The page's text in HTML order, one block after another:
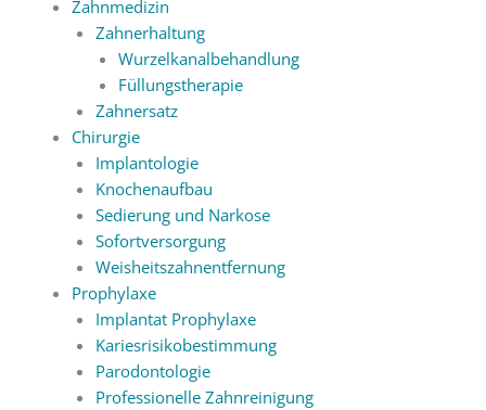
Zahnmedizin
Zahnerhaltung
Wurzelkanalbehandlung
Füllungstherapie
Zahnersatz
Chirurgie
Implantologie
Knochenaufbau
Sedierung und Narkose
Sofortversorgung
Weisheitszahnentfernung
Prophylaxe
Implantat Prophylaxe
Kariesrisikobestimmung
Parodontologie
Professionelle Zahnreinigung